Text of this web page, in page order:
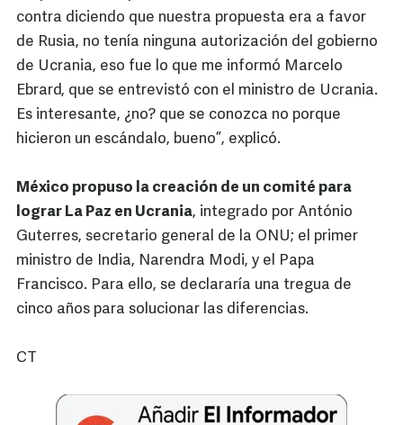
contra diciendo que nuestra propuesta era a favor
de Rusia, no tenía ninguna autorización del gobierno
de Ucrania, eso fue lo que me informó Marcelo
Ebrard, que se entrevistó con el ministro de Ucrania.
Es interesante, ¿no? que se conozca no porque
hicieron un escándalo, bueno”, explicó.
México propuso la creación de un comité para
lograr La Paz en Ucrania, integrado por António
Guterres, secretario general de la ONU; el primer
ministro de India, Narendra Modi, y el Papa
Francisco. Para ello, se declararía una tregua de
cinco años para solucionar las diferencias.
CT